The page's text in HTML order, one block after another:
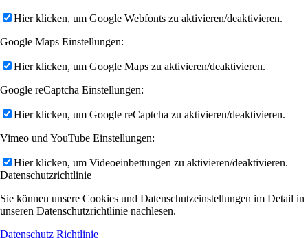
Hier klicken, um Google Webfonts zu aktivieren/deaktivieren.
Google Maps Einstellungen:
Hier klicken, um Google Maps zu aktivieren/deaktivieren.
Google reCaptcha Einstellungen:
Hier klicken, um Google reCaptcha zu aktivieren/deaktivieren.
Vimeo und YouTube Einstellungen:
Hier klicken, um Videoeinbettungen zu aktivieren/deaktivieren.
Datenschutzrichtlinie
Sie können unsere Cookies und Datenschutzeinstellungen im Detail in
unseren Datenschutzrichtlinie nachlesen.
Datenschutz Richtlinie